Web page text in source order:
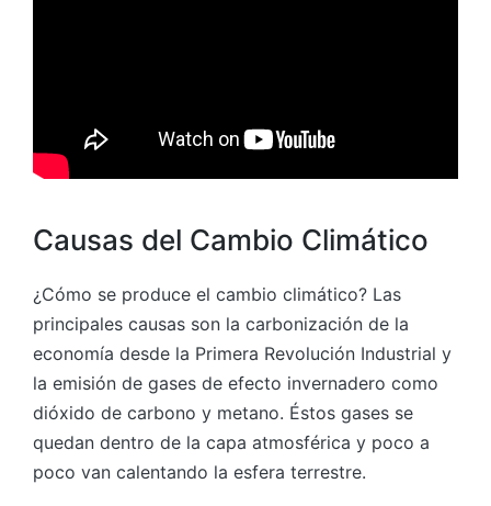
Causas del Cambio Climático
¿Cómo se produce el cambio climático? Las
principales causas son la carbonización de la
economía desde la Primera Revolución Industrial y
la emisión de gases de efecto invernadero como
dióxido de carbono y metano. Éstos gases se
quedan dentro de la capa atmosférica y poco a
poco van calentando la esfera terrestre.